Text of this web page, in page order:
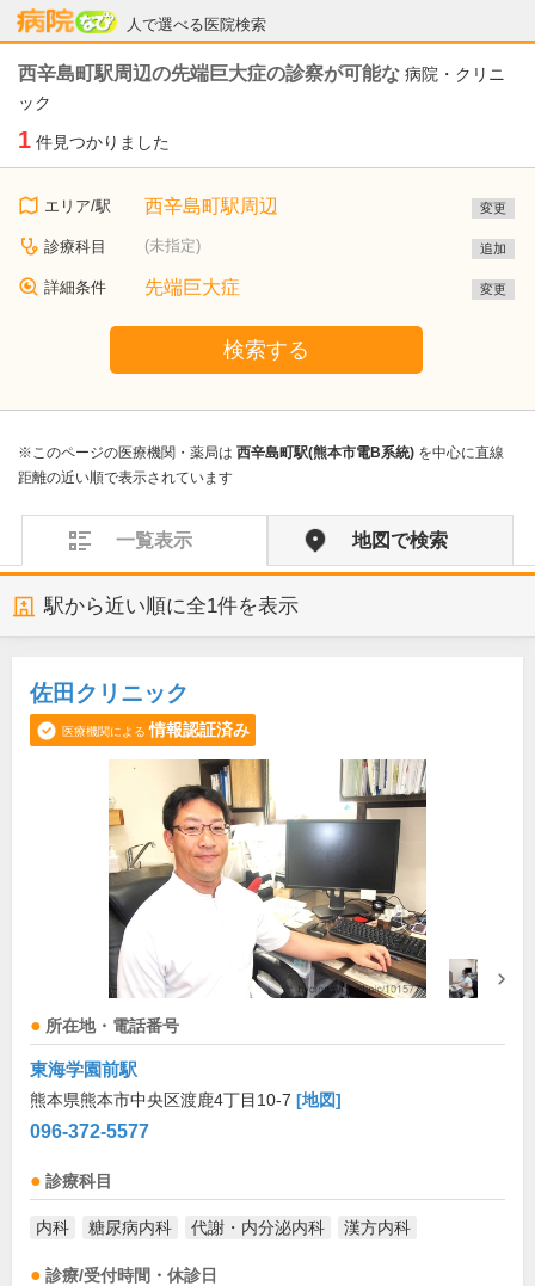
人で選べる医院検索
病院なび
西辛島町駅周辺の先端巨大症の診察が可能な 病院・クリニ
ック
1 件見つかりました
エリア/駅 西辛島町駅周辺 変更
診療科目 (未指定) 追加
詳細条件 先端巨大症 変更
検索する
※このページの医療機関・薬局は 西辛島町駅(熊本市電B系統) を中心に直線
距離の近い順で表示されています
一覧表示 地図で検索
駅から近い順に全1件を表示
佐田クリニック
医療機関による 情報認証済み
所在地・電話番号
東海学園前駅
熊本県熊本市中央区渡鹿4丁目10-7 [地図]
096-372-5577
診療科目
内科 糖尿病内科 代謝・内分泌内科 漢方内科
診療/受付時間・休診日